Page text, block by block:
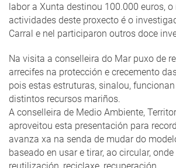
labor a Xunta destinou 100.000 euros,
actividades deste proxecto é o
Carral e nel participaron outros doce
Na visita a conselleira do Mar puxo de
arrecifes na protección e crecemento
pois estas estruturas, sinalou,
distintos recursos mariños.
A conselleira de Medio Ambiente,
aproveitou esta presentación para
avanza xa na senda de mudar do
baseado en usar e tirar, ao circular,
reutilización, reciclaxe, recuperación.